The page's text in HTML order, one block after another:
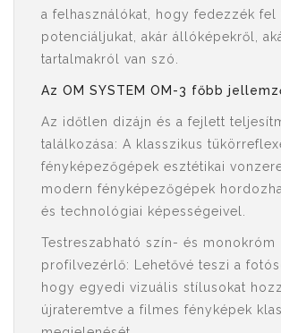
a felhasználókat, hogy fedezzék fel
potenciáljukat, akár állóképekről,
tartalmakról van szó.
Az OM SYSTEM OM-3 főbb
Az időtlen dizájn és a fejlett
találkozása: A klasszikus
fényképezőgépek esztétikai
modern fényképezőgépek
és technológiai képességeivel.
Testreszabható szín- és monokróm
profilvezérlő: Lehetővé teszi a
hogy egyedi vizuális stílusokat
újrateremtve a filmes fényképek